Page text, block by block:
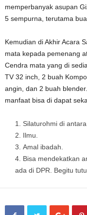
memperbanyak asupan
5 sempurna, terutama
Kemudian di Akhir Acara
mata kepada pemenang
Cendra mata yang di
TV 32 inch, 2 buah
angin, dan 2 buah
manfaat bisa di dapat
Silaturohmi di
Ilmu.
Amal ibadah.
Bisa mendekatkan
ada di DPR. Begitu